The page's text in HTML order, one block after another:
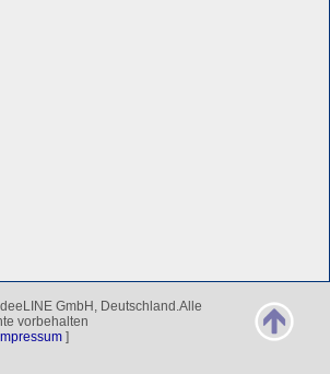
GmbH, Deutschland.Alle
vorbehalten
Impressum ]